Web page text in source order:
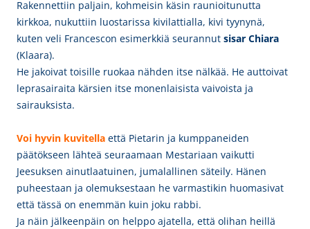
Rakennettiin paljain, kohmeisin käsin raunioitunutta
kirkkoa, nukuttiin luostarissa kivilattialla, kivi tyynynä,
kuten veli Francescon esimerkkiä seurannut sisar Chiara
(Klaara).
He jakoivat toisille ruokaa nähden itse nälkää. He auttoivat
leprasairaita kärsien itse monenlaisista vaivoista ja
sairauksista.
Voi hyvin kuvitella että Pietarin ja kumppaneiden
päätökseen lähteä seuraamaan Mestariaan vaikutti
Jeesuksen ainutlaatuinen, jumalallinen säteily. Hänen
puheestaan ja olemuksestaan he varmastikin huomasivat
että tässä on enemmän kuin joku rabbi.
Ja näin jälkeenpäin on helppo ajatella, että olihan heillä